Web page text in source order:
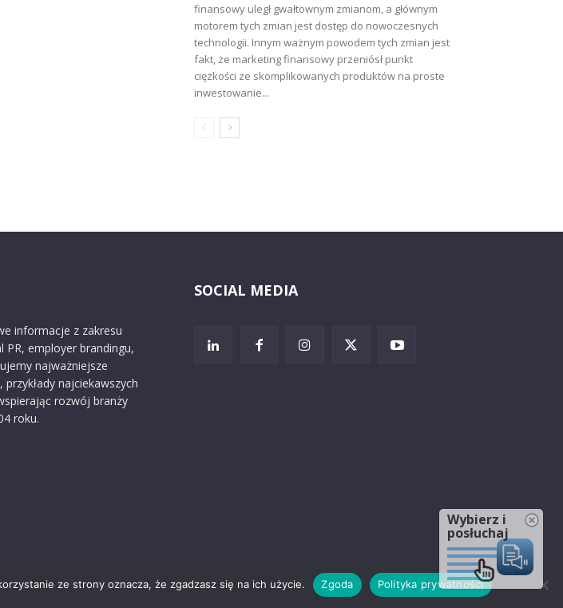
finansowy uległ gwałtownym zmianom, a głównym
motorem tych zmian jest dostęp do nowoczesnych
technologii. Innym ważnym powodem tych zmian jest
fakt, że marketing finansowy przeniósł punkt
ciężkości ze skomplikowanych produktów na proste
inwestowanie...
informacje z zakresu
PR, employer brandingu,
najważniejsze
najciekawszych
rozwój branży
roku.
SOCIAL MEDIA
O nas Reklama Zastrzeżenia prawne
ze strony oznacza, że zgadzasz się na ich użycie. Zgoda Polityka prywatności
Wybierz i
posłuchaj